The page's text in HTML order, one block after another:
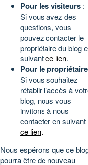
Pour les visiteurs :
Si vous avez des
questions, vous
pouvez contacter le
propriétaire du blog
suivantce lien.
Pour le propriétaire
Si vous souhaitez
rétablir l’accès à
blog, nous vous
invitons à nous
contacter en suivant
ce lien.
Nous espérons que ce
pourra être de nouveau